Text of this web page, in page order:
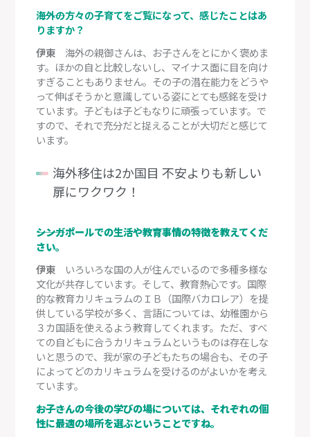
―――海外の方々の子育てをご覧になって、感じたことはあ
りますか？
伊東 海外の親御さんは、お子さんをとにかく褒めま
す。ほかの自と比較しないし、マイナス面に目を向け
すぎることもありません。その子の潜在能力をどうや
って伸ばそうかと意識している姿にとても感銘を受け
ています。子どもは子どもなりに頑張っています。で
すので、それで充分だと捉えることが大切だと感じて
います。
海外移住は2か国目 不安よりも新しい
扉にワクワク！
―――シンガポールでの生活や教育事情の特徴を教えてくだ
さい。
伊東 いろいろな国の人が住んでいるので多種多様な
文化が共存しています。そして、教育熱心です。国際
的な教育カリキュラムのＩＢ（国際バカロレア）を提
供している学校が多く、言語については、幼稚園から
３カ国語を使えるよう教育してくれます。ただ、すべ
ての自どもに合うカリキュラムというものは存在しな
いと思うので、我が家の子どもたちの場合も、その子
によってどのカリキュラムを受けるのがよいかを考え
ています。
―――お子さんの今後の学びの場については、それぞれの個
性に最適の場所を選ぶということですね。